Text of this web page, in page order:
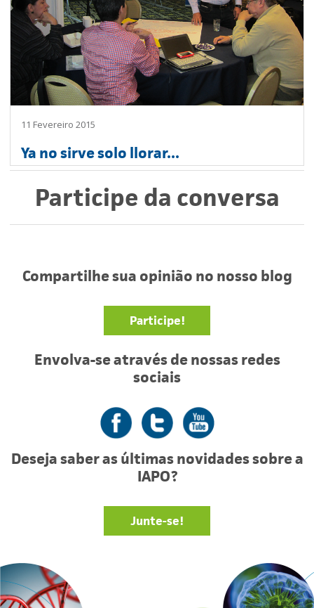
11 Fevereiro 2015
Ya no sirve solo llorar...
Participe da conversa
Compartilhe sua opinião no nosso blog
Participe!
Envolva-se através de nossas redes
sociais
FacebookTwitter YouTube
Deseja saber as últimas novidades sobre a
IAPO?
Junte-se!